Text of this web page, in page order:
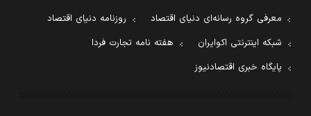
معرفی گروه رسانه‌ای دنیای اقتصاد
روزنامه دنیای اقتصاد
شبکه اینترنتی اکوایران
هفته نامه تجارت فردا
پایگاه خبری اقتصادنیوز